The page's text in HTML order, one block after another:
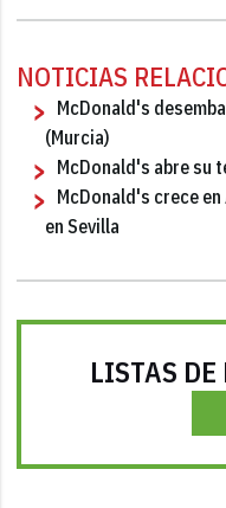
NOTICIAS
McDonald's
(Murcia)
McDonald's abre su
McDonald's crece
en Sevilla
LISTAS